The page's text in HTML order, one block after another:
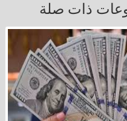
ذات صلة